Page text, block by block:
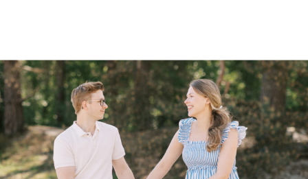
Vandaag neem ik jullie mee naar een
van mijn favoriete plekken voor een
fotoshoot: de Soesterduinen. Deze keer
was het extra bijzonder, omdat ik